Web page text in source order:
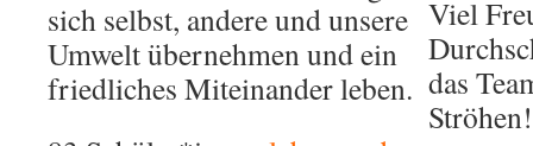
sich selbst, andere und unsere
Umwelt übernehmen und ein
friedliches Miteinander leben.
Viel
das
Ströhen!